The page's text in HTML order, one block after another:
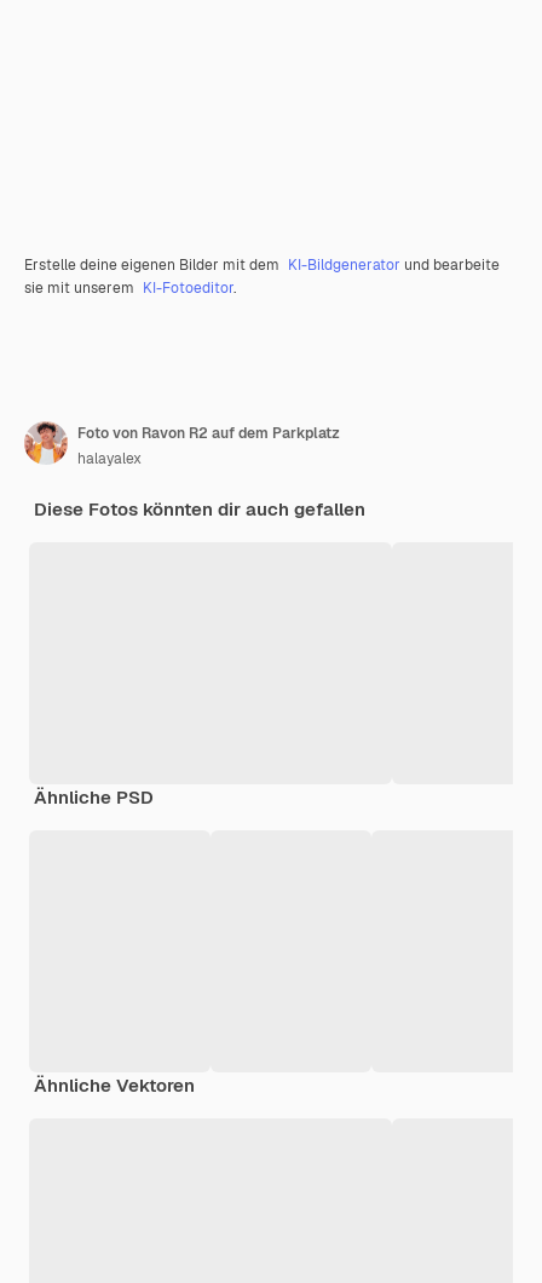
Erstelle deine eigenen Bilder mit dem KI-Bildgenerator und bearbeite
sie mit unserem KI-Fotoeditor.
Foto von Ravon R2 auf dem Parkplatz
halayalex
Diese Fotos könnten dir auch gefallen
Ähnliche PSD
Ähnliche Vektoren